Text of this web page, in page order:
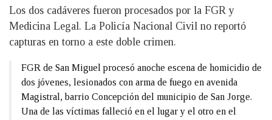
Los dos cadáveres fueron procesados por la FGR y
Medicina Legal. La Policía Nacional Civil no reportó
capturas en torno a este doble crimen.
FGR de San Miguel procesó anoche escena de homicidio de
dos jóvenes, lesionados con arma de fuego en avenida
Magistral, barrio Concepción del municipio de San Jorge.
Una de las víctimas falleció en el lugar y el otro en el